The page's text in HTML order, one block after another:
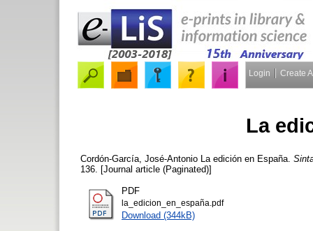
Login Create
La
Cordón-García, José-Antonio La edición en España.
136. [Journal article (Paginated)]
PDF
la_edicion_en_españa.pdf
Download (344kB)